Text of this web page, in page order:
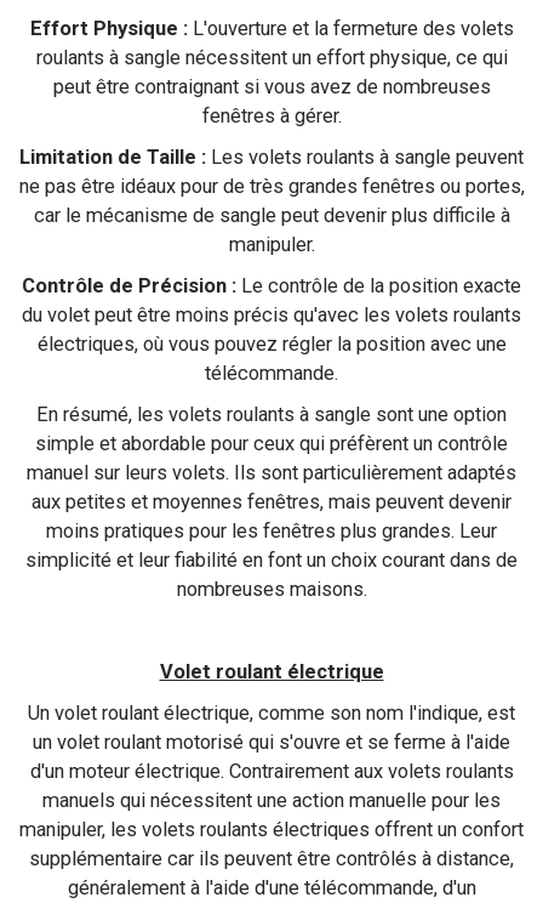
Effort Physique :L'ouverture et la fermeture des volets
roulants à sangle nécessitent un effort physique, ce qui
peut être contraignant si vous avez de nombreuses
fenêtres à gérer.
Limitation de Taille : Les volets roulants à sangle peuvent
ne pas être idéaux pour de très grandes fenêtres ou portes,
car le mécanisme de sangle peut devenir plus difficile à
manipuler.
Contrôle de Précision : Le contrôle de la position exacte
du volet peut être moins précis qu'avec les volets roulants
électriques, où vous pouvez régler la position avec une
télécommande.
En résumé, les volets roulants à sangle sont une option
simple et abordable pour ceux qui préfèrent un contrôle
manuel sur leurs volets. Ils sont particulièrement adaptés
aux petites et moyennes fenêtres, mais peuvent devenir
moins pratiques pour les fenêtres plus grandes. Leur
simplicité et leur fiabilité en font un choix courant dans de
nombreuses maisons.
Volet roulant électrique
Un volet roulant électrique, comme son nom l'indique, est
un volet roulant motorisé qui s'ouvre et se ferme à l'aide
d'un moteur électrique. Contrairement aux volets roulants
manuels qui nécessitent une action manuelle pour les
manipuler, les volets roulants électriques offrent un confort
supplémentaire car ils peuvent être contrôlés à distance,
généralement à l'aide d'une télécommande, d'un